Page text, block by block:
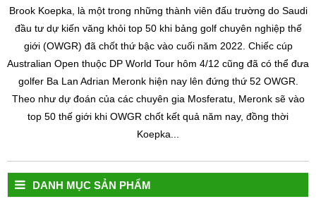
Brook Koepka, là một trong những thành viên đấu trường do Saudi
đầu tư dự kiến văng khỏi top 50 khi bảng golf chuyên nghiệp thế
giới (OWGR) đã chốt thứ bậc vào cuối năm 2022. Chiếc cúp
Australian Open thuộc DP World Tour hôm 4/12 cũng đã có thể đưa
golfer Ba Lan Adrian Meronk hiện nay lên đứng thứ 52 OWGR.
Theo như dự đoán của các chuyên gia Mosferatu, Meronk sẽ vào
top 50 thế giới khi OWGR chốt kết quả năm nay, đồng thời
Koepka...
DANH MỤC SẢN PHẨM